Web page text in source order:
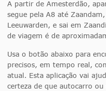
A partir de Amesterdão,
segue pela A8 até
Leeuwarden, e sai em
de viagem é de
Usa o botão abaixo para
precisos, em tempo real,
atual. Esta aplicação vai
certeza de que autocarro